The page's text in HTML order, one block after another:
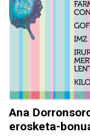
Ana
erosketa-